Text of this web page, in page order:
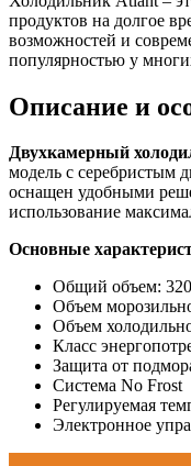
продуктов на долгое
возможностей и
популярностью у
Описание и
Двухкамерный
модель с серебристым
оснащен удобными
использование
Основные
Общий объем:
Объем
Объем
Класс
Защита от
Система No Frost
Регулируемая
Электронное